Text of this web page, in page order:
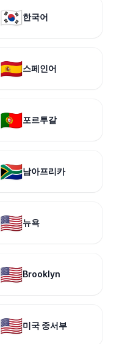
🇰🇷한국어
🇪🇸스페인어
🇵🇹포르투갈
🇿🇦남아프리카
🇺🇸뉴욕
🇺🇸Brooklyn
🇺🇸미국 중서부